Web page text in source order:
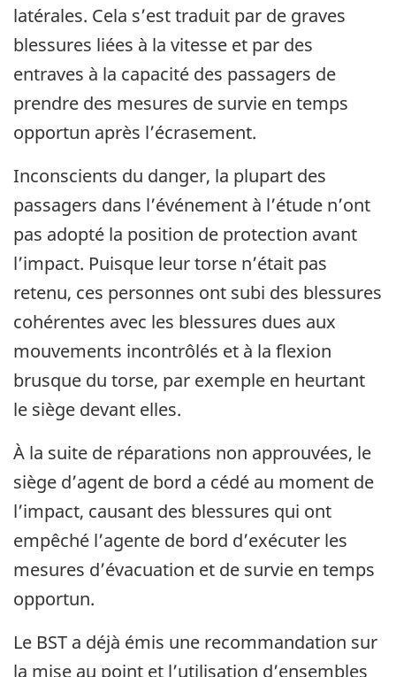
latérales. Cela s’est traduit par de graves
blessures liées à la vitesse et par des
entraves à la capacité des passagers de
prendre des mesures de survie en temps
opportun après l’écrasement.
Inconscients du danger, la plupart des
passagers dans l’événement à l’étude n’ont
pas adopté la position de protection avant
l’impact. Puisque leur torse n’était pas
retenu, ces personnes ont subi des blessures
cohérentes avec les blessures dues aux
mouvements incontrôlés et à la flexion
brusque du torse, par exemple en heurtant
le siège devant elles.
À la suite de réparations non approuvées, le
siège d’agent de bord a cédé au moment de
l’impact, causant des blessures qui ont
empêché l’agente de bord d’exécuter les
mesures d’évacuation et de survie en temps
opportun.
Le BST a déjà émis une recommandation sur
la mise au point et l’utilisation d’ensembles